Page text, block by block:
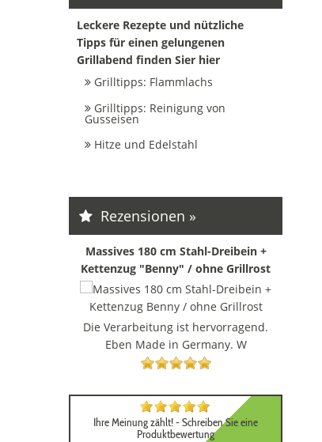
Leckere Rezepte und nützliche
Tipps für einen gelungenen
Grillabend finden Sier hier
Grilltipps: Flammlachs
Grilltipps: Reinigung von
Gusseisen
Hitze und Edelstahl
Rezensionen »
Massives 180 cm Stahl-Dreibein +
Kettenzug "Benny" / ohne Grillrost
Die Verarbeitung ist hervorragend.
Eben Made in Germany. W
Ihre Meinung zählt! - Schreiben Sie eine
Produktbewertung